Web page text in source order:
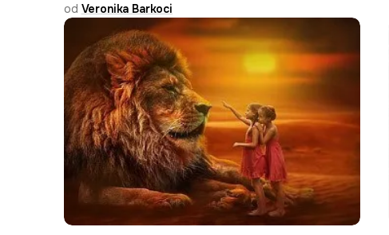
od Veronika Barkoci